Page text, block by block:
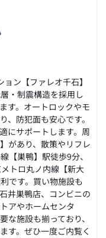
ン【ファレオ千石】
・制震構造を採用し
す。オートロックやモ
、防犯面も安心です。
にサポートします。周
があり、散策やリフレ
【巣鴨】駅徒歩9分、
トロ丸ノ内線【新大
です。買い物施設も
井巣鴨店、コンビニの
アやホームセンタ
な施設も揃っており、
す。ぜひ一度ご内覧く